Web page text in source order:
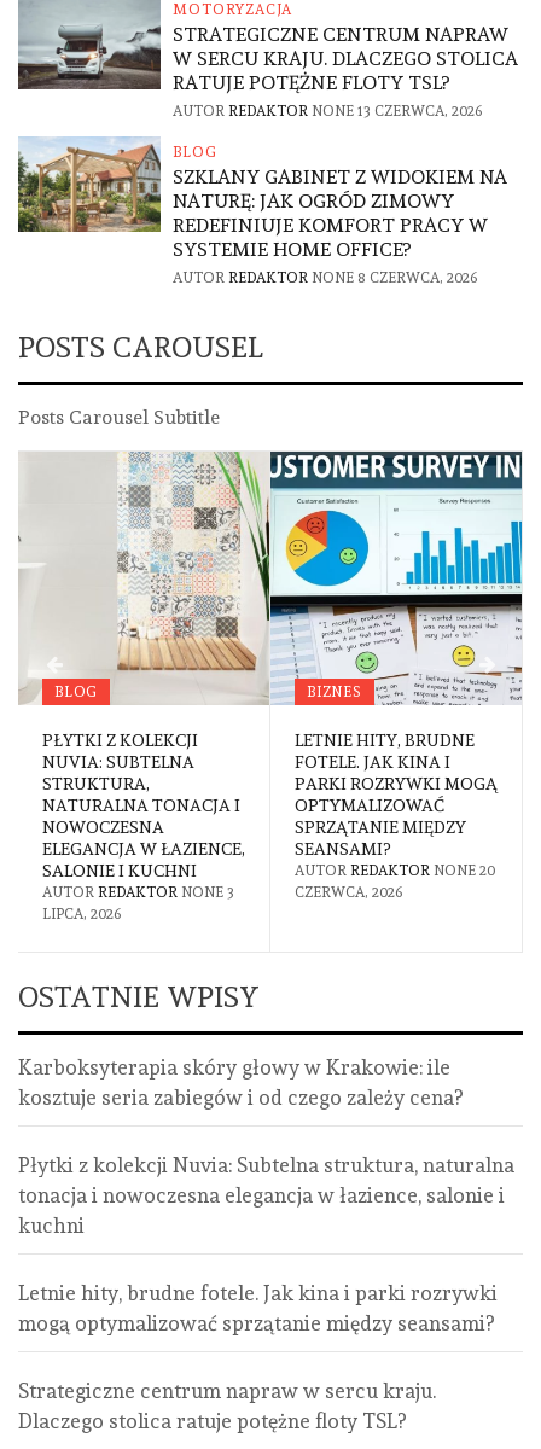
MOTORYZACJA
STRATEGICZNE CENTRUM NAPRAW
W SERCU KRAJU. DLACZEGO STOLICA
RATUJE POTĘŻNE FLOTY TSL?
AUTOR REDAKTOR NONE 13 CZERWCA, 2026
BLOG
SZKLANY GABINET Z WIDOKIEM NA
NATURĘ: JAK OGRÓD ZIMOWY
REDEFINIUJE KOMFORT PRACY W
SYSTEMIE HOME OFFICE?
AUTOR REDAKTOR NONE 8 CZERWCA, 2026
POSTS CAROUSEL
Posts Carousel Subtitle
BLOG
PŁYTKI Z KOLEKCJI
NUVIA: SUBTELNA
STRUKTURA,
NATURALNA TONACJA I
NOWOCZESNA
ELEGANCJA W ŁAZIENCE,
SALONIE I KUCHNI
AUTOR REDAKTOR NONE 3
LIPCA, 2026
BIZNES
LETNIE HITY, BRUDNE
FOTELE. JAK KINA I
PARKI ROZRYWKI MOGĄ
OPTYMALIZOWAĆ
SPRZĄTANIE MIĘDZY
SEANSAMI?
AUTOR REDAKTOR NONE 20
CZERWCA, 2026
OSTATNIE WPISY
Karboksyterapia skóry głowy w Krakowie: ile
kosztuje seria zabiegów i od czego zależy cena?
Płytki z kolekcji Nuvia: Subtelna struktura, naturalna
tonacja i nowoczesna elegancja w łazience, salonie i
kuchni
Letnie hity, brudne fotele. Jak kina i parki rozrywki
mogą optymalizować sprzątanie między seansami?
Strategiczne centrum napraw w sercu kraju.
Dlaczego stolica ratuje potężne floty TSL?